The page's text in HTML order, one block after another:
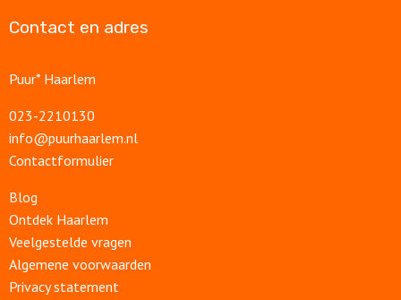
Contact en adres
Puur* Haarlem
023-2210130
info@puurhaarlem.nl
Contactformulier
Blog
Ontdek Haarlem
Veelgestelde vragen
Algemene voorwaarden
Privacy statement